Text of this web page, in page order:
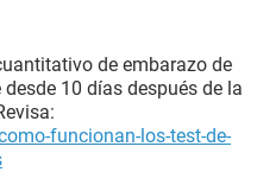
de embarazo de
10 días después de la
funcionan-los-test-de-